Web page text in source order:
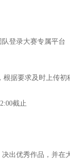
登录大赛专属平
据要求及时上传初
截止
出优秀作品，并在